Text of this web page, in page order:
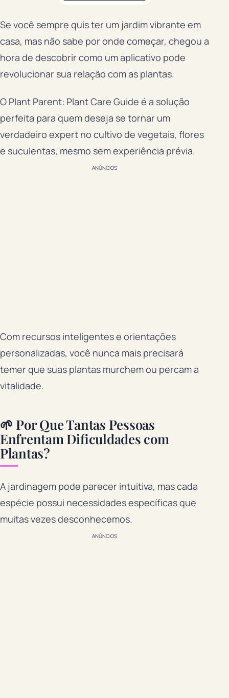
Se você sempre quis ter um jardim vibrante em
casa, mas não sabe por onde começar, chegou a
hora de descobrir como um aplicativo pode
revolucionar sua relação com as plantas.
O Plant Parent: Plant Care Guide é a solução
perfeita para quem deseja se tornar um
verdadeiro expert no cultivo de vegetais, flores
e suculentas, mesmo sem experiência prévia.
ANÚNCIOS
Com recursos inteligentes e orientações
personalizadas, você nunca mais precisará
temer que suas plantas murchem ou percam a
vitalidade.
🌱 Por Que Tantas Pessoas
Enfrentam Dificuldades com
Plantas?
A jardinagem pode parecer intuitiva, mas cada
espécie possui necessidades específicas que
muitas vezes desconhecemos.
ANÚNCIOS